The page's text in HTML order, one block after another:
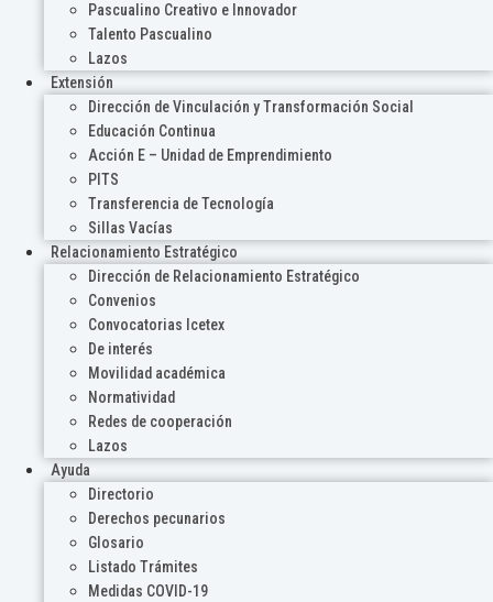
Pascualino Creativo e Innovador
Talento Pascualino
Lazos
Extensión
Dirección de Vinculación y Transformación Social
Educación Continua
Acción E – Unidad de Emprendimiento
PITS
Transferencia de Tecnología
Sillas Vacías
Relacionamiento Estratégico
Dirección de Relacionamiento Estratégico
Convenios
Convocatorias Icetex
De interés
Movilidad académica
Normatividad
Redes de cooperación
Lazos
Ayuda
Directorio
Derechos pecunarios
Glosario
Listado Trámites
Medidas COVID-19